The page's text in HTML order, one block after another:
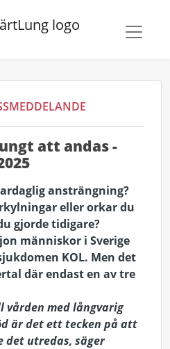
att andas -
ansträngning?
eller orkar du
gjorde tidigare?
människor i Sverige
KOL. Men det
där endast en av tre
vården med långvarig
är det ett tecken på att
det utredas, säger